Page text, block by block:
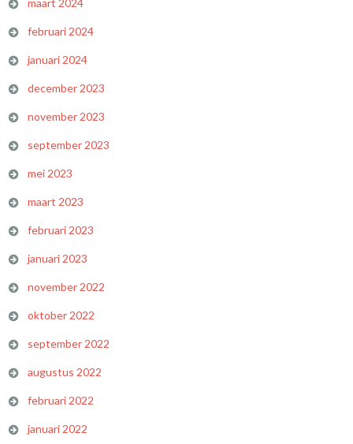
maart 2024
februari 2024
januari 2024
december 2023
november 2023
september 2023
mei 2023
maart 2023
februari 2023
januari 2023
november 2022
oktober 2022
september 2022
augustus 2022
februari 2022
januari 2022